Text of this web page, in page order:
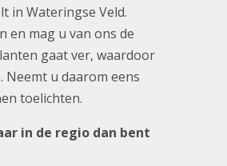
in Wateringse Veld.
en mag u van ons de
gaat ver, waardoor
u daarom eens
toelichten.
in de regio dan bent